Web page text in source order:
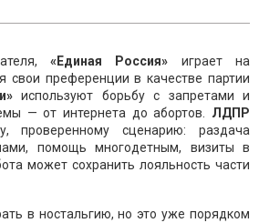
«Единая Россия» играет на
свои преференции в качестве партии
используют борьбу с запретами и
— от интернета до абортов. ЛДПР
проверенному сценарию: раздача
помощь многодетным, визиты в
может сохранить лояльность части
в ностальгию, но это уже порядком